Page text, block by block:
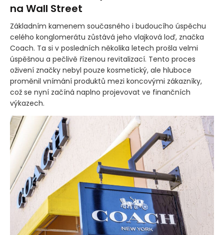
na Wall Street
Základním kamenem současného i budoucího úspěchu
celého konglomerátu zůstává jeho vlajková loď, značka
Coach. Ta si v posledních několika letech prošla velmi
úspěšnou a pečlivě řízenou revitalizací. Tento proces
oživení značky nebyl pouze kosmetický, ale hluboce
proměnil vnímání produktů mezi koncovými zákazníky,
což se nyní začíná naplno projevovat ve finančních
výkazech.